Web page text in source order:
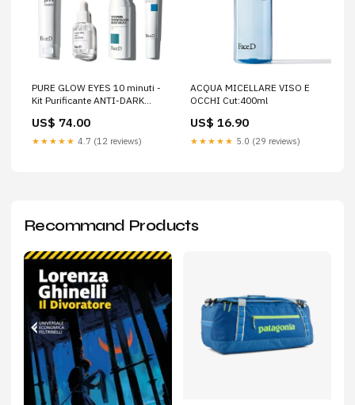
PURE GLOW EYES 10 minuti -
Kit Purificante ANTI-DARK
CREAM - 15 ml (Color):Dark
US$ 74.00
★★★★★ 4.7 (12 reviews)
ACQUA MICELLARE VISO E
OCCHI Cut:400ml
US$ 16.90
★★★★★ 5.0 (29 reviews)
Recommand Products